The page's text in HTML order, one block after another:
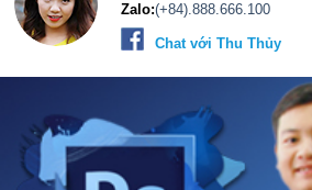
Zalo:(+84).888.666.100
Chat với Thu Thủy